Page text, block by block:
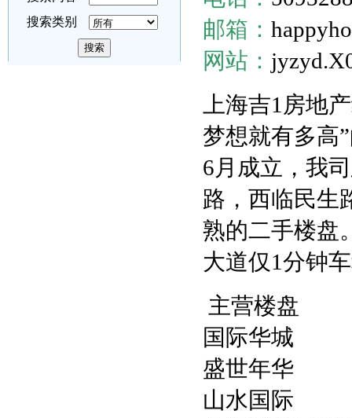
搜索类别
邮箱：
网站：
上海吉1房地
梦想就有多高
6月成立，我
路，西临民生
熟的二手楼盘
大道仅1分钟
主营楼盘
国际华城
盛世年华
山水国际